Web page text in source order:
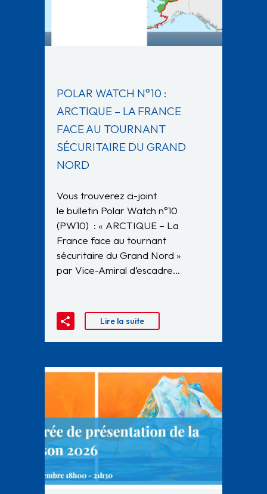
POLAR WATCH N°10 :
ARCTIQUE – LA FRANCE
FACE AU TOURNANT
SÉCURITAIRE DU GRAND
NORD
Vous trouverez ci-joint
le bulletin Polar Watch n°10
(PW10) : « ARCTIQUE – La
France face au tournant
sécuritaire du Grand Nord »
par Vice-Amiral d’escadre…
Lire la suite